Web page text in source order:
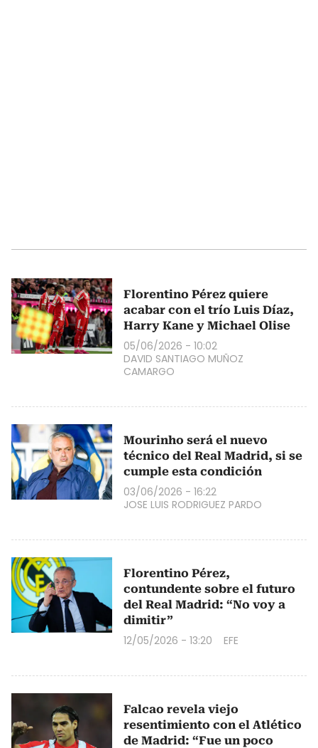
Florentino Pérez quiere
acabar con el trío Luis Díaz,
Harry Kane y Michael Olise
05/06/2026 - 10:02
DAVID SANTIAGO MUÑOZ
CAMARGO
Mourinho será el nuevo
técnico del Real Madrid, si se
cumple esta condición
03/06/2026 - 16:22
JOSE LUIS RODRIGUEZ PARDO
Florentino Pérez,
contundente sobre el futuro
del Real Madrid: “No voy a
dimitir”
12/05/2026 - 13:20 EFE
Falcao revela viejo
resentimiento con el Atlético
de Madrid: “Fue un poco